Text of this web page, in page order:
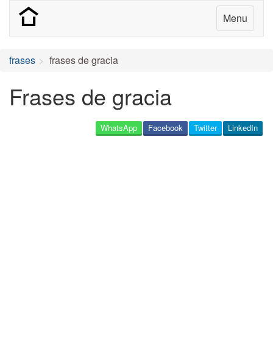
Menu
frases frases de gracia
Frases de gracia
LinkedIn
Twitter
Facebook
WhatsApp